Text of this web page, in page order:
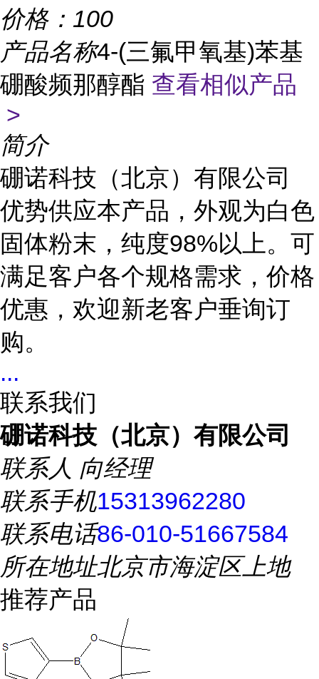
价格： 100
产品名称4-(三氟甲氧基)苯基
硼酸频那醇酯 查看相似产品
>
简介
硼诺科技（北京）有限公司
优势供应本产品，外观为白色
固体粉末，纯度98%以上。可
满足客户各个规格需求，价格
优惠，欢迎新老客户垂询订
购。
...
联系我们
硼诺科技（北京）有限公司
联系人 向经理
联系手机15313962280
联系电话86-010-51667584
所在地址北京市海淀区上地
推荐产品